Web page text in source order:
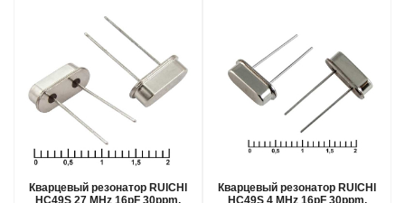
Кварцевый резонатор RUICHI
HC49S 27 MHz 16pF 30ppm,
Кварцевый резонатор RUICHI
HC49S 4 MHz 16pF 30ppm,